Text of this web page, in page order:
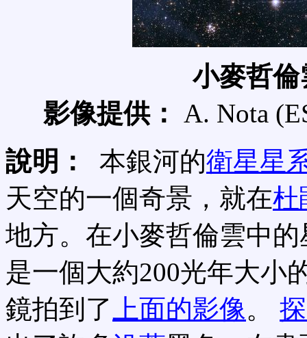
小麥哲倫
影像提供： A. Nota
說明：
本銀河的衛星星
天空的一個奇景，就在杜
地方。在小麥哲倫雲中
是一個大約200光年大小
鏡拍到了
上面的影像。